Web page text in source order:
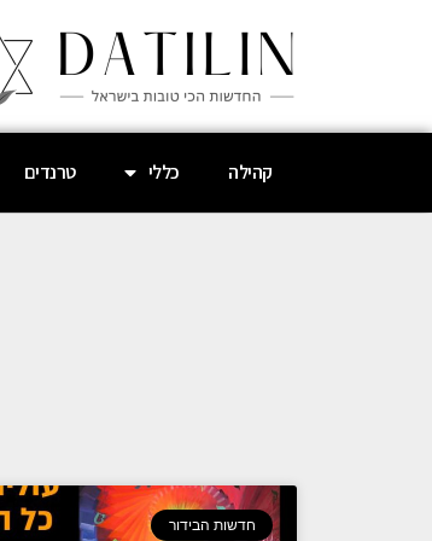
קהילה כללי טרנדים
חדשות הבידור